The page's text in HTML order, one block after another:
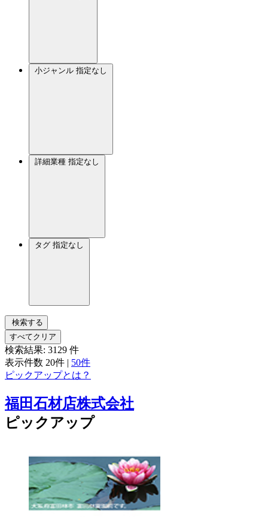
小ジャンル 指定なし
詳細業種 指定なし
タグ 指定なし
検索する
すべてクリア
検索結果: 3129 件
表示件数 20件 | 50件
ピックアップとは？
福田石材店株式会社
ピックアップ